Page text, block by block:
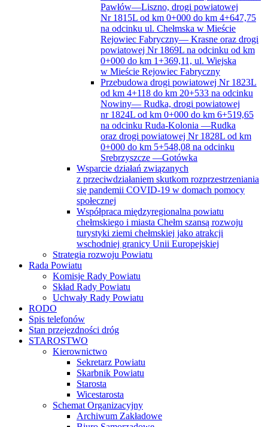
Pawłów—Liszno, drogi powiatowej
Nr 1815L od km 0+000 do km 4+647,75
na odcinku ul. Chełmska w Mieście
Rejowiec Fabryczny— Krasne oraz drogi
powiatowej Nr 1869L na odcinku od km
0+000 do km 1+369,11, ul. Wiejska
w Mieście Rejowiec Fabryczny
Przebudowa drogi powiatowej Nr 1823L
od km 4+118 do km 20+533 na odcinku
Nowiny— Rudka, drogi powiatowej
nr 1824L od km 0+000 do km 6+519,65
na odcinku Ruda-Kolonia —Rudka
oraz drogi powiatowej Nr 1828L od km
0+000 do km 5+548,08 na odcinku
Srebrzyszcze —Gotówka
Wsparcie działań związanych
z przeciwdziałaniem skutkom rozprzestrzeniania
się pandemii COVID-19 w domach pomocy
społecznej
Współpraca międzyregionalna powiatu
chełmskiego i miasta Chełm szansą rozwoju
turystyki ziemi chełmskiej jako atrakcji
wschodniej granicy Unii Europejskiej
Strategia rozwoju Powiatu
Rada Powiatu
Komisje Rady Powiatu
Skład Rady Powiatu
Uchwały Rady Powiatu
RODO
Spis telefonów
Stan przejezdności dróg
STAROSTWO
Kierownictwo
Sekretarz Powiatu
Skarbnik Powiatu
Starosta
Wicestarosta
Schemat Organizacyjny
Archiwum Zakładowe